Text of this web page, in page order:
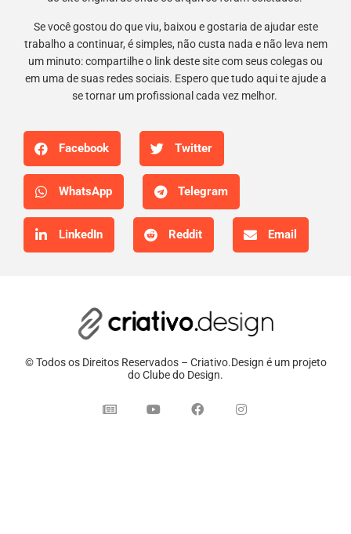
Se você gostou do que viu, baixou e gostaria de ajudar este
trabalho a continuar, é simples, não custa nada e não leva nem
um minuto: compartilhe o link deste site com seus colegas ou
em uma de suas redes sociais. Espero que tudo aqui te ajude a
se tornar um profissional cada vez melhor.
Facebook Twitter
WhatsApp Telegram
LinkedIn Reddit Email
© Todos os Direitos Reservados – Criativo.Design é um projeto
do Clube do Design.